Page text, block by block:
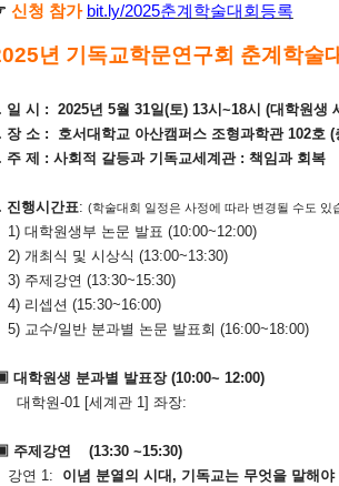
신청 참가 bit.ly/2025춘계학술대회등록
년 기독교학문연구회 춘계학술
일 시 : 2025년 5월 31일(토) 13시~18시 (대학원생
장 소 : 호서대학교 아산캠퍼스 조형과학관 102호
주 제 : 사회적 갈등과 기독교세계관 : 책임과 회복
진행시간표: (학술대회 일정은 사정에 따라 변경될 수도 있
대학원생부 논문 발표 (10:00~12:00)
개최식 및 시상식 (13:00~13:30)
주제강연 (13:30~15:30)
리셉션 (15:30~16:00)
교수/일반 분과별 논문 발표회 (16:00~18:00)
대학원생 분과별 발표장 (10:00~ 12:00)
학원-01 [세계관 1] 좌장:
주제강연 (13:30 ~15:30)
연 1: 이념 분열의 시대, 기독교는 무엇을 말해야